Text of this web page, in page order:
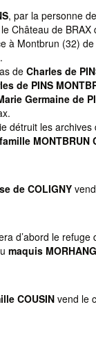
, par la personne de
Château de
à Montbrun (32) de
.
de Charles de
de PINS
Germaine de
détruit les archives
famille MONTBRUN
de COLIGNY
d’abord le
maquis
COUSINvend le